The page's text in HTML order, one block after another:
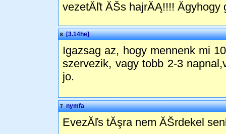
vezetĂľt ĂŠs hajrĂĄ!!!! Ăgyhogy
8 [3.14he]
Igazsag az, hogy mennenk mi
szervezik, vagy tobb 2-3
jo.
7 nymfa
EvezĂľs tĂşra nem ĂŠrdekel